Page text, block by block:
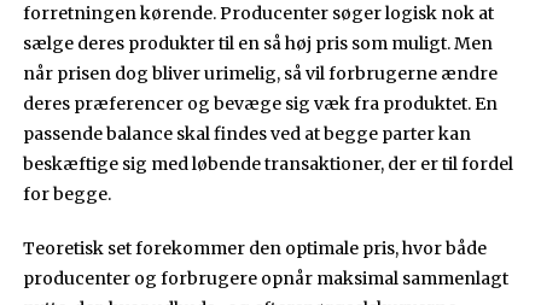
forretningen kørende. Producenter søger logisk nok at
sælge deres produkter til en så høj pris som muligt. Men
når prisen dog bliver urimelig, så vil forbrugerne ændre
deres præferencer og bevæge sig væk fra produktet. En
passende balance skal findes ved at begge parter kan
beskæftige sig med løbende transaktioner, der er til fordel
for begge.
Teoretisk set forekommer den optimale pris, hvor både
producenter og forbrugere opnår maksimal sammenlagt